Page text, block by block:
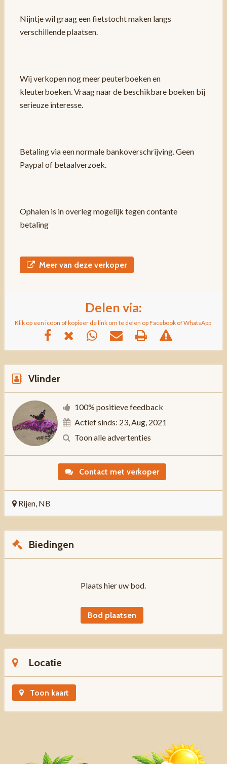
Nijntje wil graag een fietstocht maken langs
verschillende plaatsen.
Wij verkopen nog meer peuterboeken en
kleuterboeken. Vraag naar de beschikbare boeken bij
serieuze interesse.
Betaling via een normale bankoverschrijving. Geen
Paypal of betaalverzoek.
Ophalen is in overleg mogelijk tegen contante
betaling
Meer van deze verkoper
Delen via:
Klik op een icoon of kopieer de link om te delen op Facebook of WhatsApp
Vlinder
100% positieve feedback
Actief sinds: 23, Aug, 2021
Toon alle advertenties
Contact met verkoper
Rijen, NB
Biedingen
Plaats hier uw bod.
Bod plaatsen
Locatie
Toon kaart